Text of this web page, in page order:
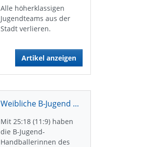
Alle höherklassigen
Jugendteams aus der
Stadt verlieren.
Artikel anzeigen
Weibliche B-Jugend gewinnt Derby gegen Fellbach
Mit 25:18 (11:9) haben
die B-Jugend-
Handballerinnen des